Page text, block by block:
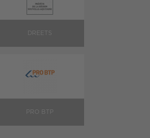
DREETS
PRO BTP